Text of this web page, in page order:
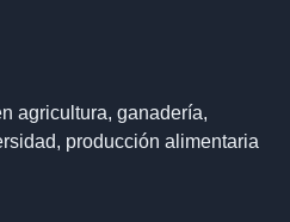
agricultura, ganadería,
producción alimentaria